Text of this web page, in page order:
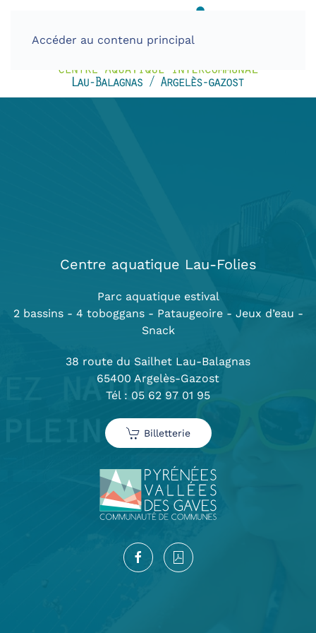
Accéder au contenu principal
Centre aquatique Lau-Folies
Parc aquatique estival
2 bassins - 4 toboggans - Pataugeoire - Jeux d’eau -
Snack
38 route du Sailhet Lau-Balagnas
65400 Argelès-Gazost
Tél : 05 62 97 01 95
Billetterie